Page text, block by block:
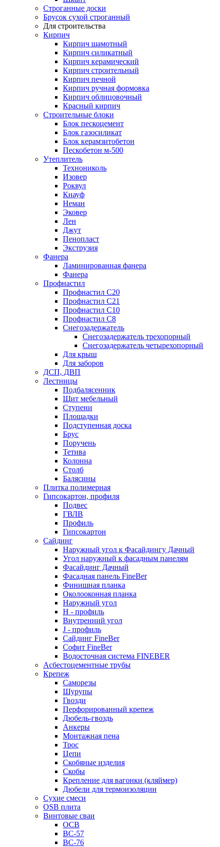
Строганные доски
Брусок сухой строганный
Для строительства
Кирпич
Кирпич шамотный
Кирпич силикатный
Кирпич керамический
Кирпич строительный
Кирпич печной
Кирпич ручная формовка
Кирпич облицовочный
Красный кирпич
Строительные блоки
Блок пескоцемент
Блок газосиликат
Блок керамзитобетон
Пескобетон м-500
Утеплитель
Технониколь
Изовер
Роквул
Кнауф
Неман
Эковер
Лен
Джут
Пенопласт
Экструзия
Фанера
Ламинированная фанера
Фанера
Профнастил
Профнастил С20
Профнастил С21
Профнастил С10
Профнастил С8
Снегозадержатель
Снегозадержатель трехопорный
Снегозадержатель четырехопорный
Для крыш
Для заборов
ДСП, ДВП
Лестницы
Подбалясенник
Щит мебельный
Ступени
Площадки
Подступенная доска
Брус
Поручень
Тетива
Колонна
Столб
Балясины
Плитка полимерная
Гипсокартон, профиля
Подвес
ГВЛВ
Профиль
Гипсокартон
Сайдинг
Наружный угол к Фасайдингу Дачный
Угол наружный к фасадным панелям
Фасайдинг Дачный
Фасадная панель FineBer
Финишная планка
Околооконная планка
Наружный угол
H - профиль
Внутренний угол
J - профиль
Сайдинг FineBer
Софит FineBer
Водосточная система FINEBER
Асбестоцементные трубы
Крепеж
Саморезы
Шурупы
Гвозди
Перфорированный крепеж
Дюбель-гвоздь
Анкеры
Монтажная пена
Трос
Цепи
Скобяные изделия
Скобы
Крепление для вагонки (кляймер)
Дюбели для термоизоляции
Сухие смеси
OSB плита
Винтовые сваи
ОСВ
ВС-57
ВС-76